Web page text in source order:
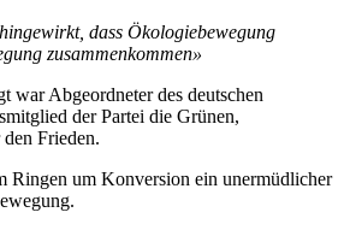
dass Ökologiebewegung
zusammenkommen»
war Abgeordneter des deutschen
der Partei die Grünen,
Frieden.
Ringen um Konversion ein unermüdlicher